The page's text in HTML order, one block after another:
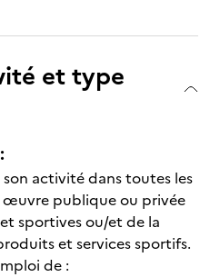
et type
activité dans toutes les
œuvre publique ou privée
sportives ou/et de la
et services sportifs.
de :